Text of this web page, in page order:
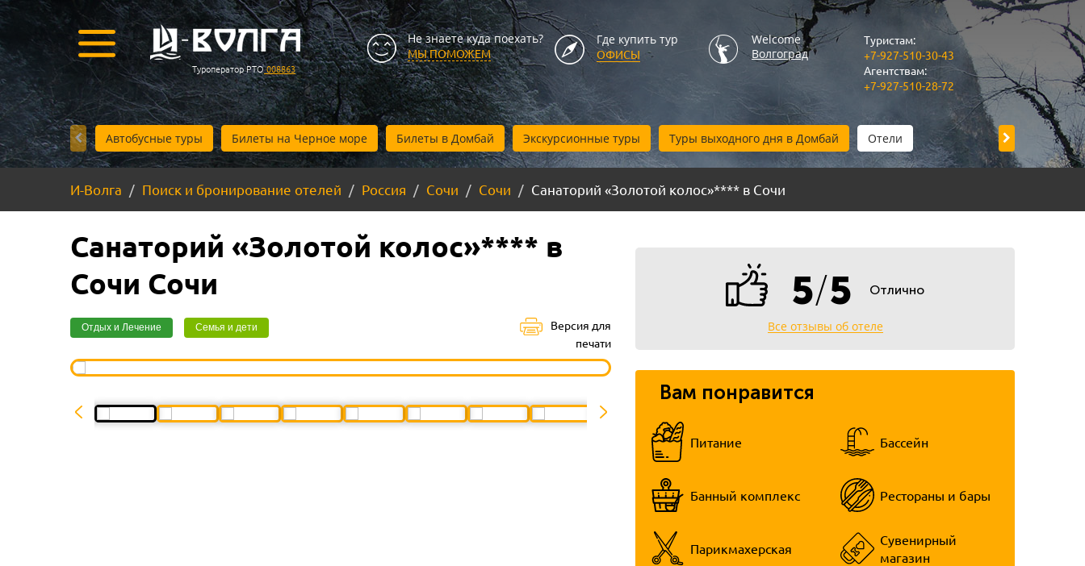
Туроператор РТО008863
Не знаете куда поехать?
МЫ ПОМОЖЕМ
Где купить тур
ОФИСЫ
Welcome
Волгоград
Туристам:
+7-927-510-30-43
Агентствам:
+7-927-510-28-72
Автобусные туры Билеты на Черное море Билеты в Домбай Экскурсионные туры Туры выходного дня в Домбай Отели Прием в
И-Волга Поиск и бронирование отелей Россия Сочи Сочи Санаторий «Золотой колос»**** в Сочи
Санаторий «Золотой колос»**** в
Сочи Сочи
Отдых и Лечение Семья и дети
Версия для
печати
5/5 Отлично
Все отзывы об отеле
Вам понравится
Питание Бассейн
Банный комплекс Рестораны и бары
Парикмахерская
Сувенирный
магазин